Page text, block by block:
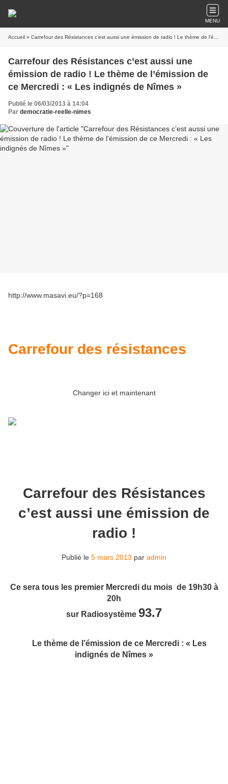
MENU
Accueil » Carrefour des Résistances c’est aussi une émission de radio ! Le thème de l’émission de ce Mercredi : « Les indignés de Nîmes »
Carrefour des Résistances c’est aussi une
émission de radio ! Le thème de l’émission de
ce Mercredi : « Les indignés de Nîmes »
Publié le 06/03/2013 à 14:04
Par democratie-reelle-nimes
http://www.masavi.eu/?p=168
Carrefour des résistances
Changer ici et maintenant
Carrefour des Résistances
c’est aussi une émission de
radio !
Publié le 5 mars 2013 par admin
Ce sera tous les premier Mercredi du mois de 19h30 à
20h
sur Radiosystème 93.7
Le thème de l’émission de ce Mercredi : « Les
indignés de Nîmes »